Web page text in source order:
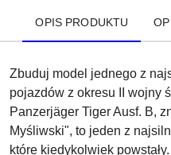
OPIS PRODUKTU
Zbuduj model jednego z
pojazdów z okresu II wojny
Panzerjäger Tiger Ausf. B,
Myśliwski", to jeden z
które kiedykolwiek